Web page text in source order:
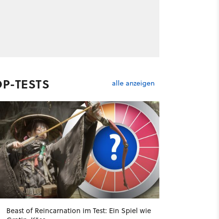
TESTS alle anzeigen
Beast of Reincarnation im Test: Ein Spiel wie